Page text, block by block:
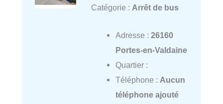
Catégorie : Arrêt de bus
Adresse : 26160
Portes-en-Valdaine
Quartier :
Téléphone : Aucun
téléphone ajouté